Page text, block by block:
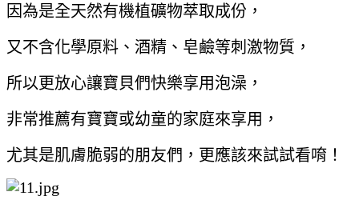
因為是全天然有機植礦物萃取成份，
又不含化學原料、酒精、皂鹼等刺激物質，
所以更放心讓寶貝們快樂享用泡澡，
非常推薦有寶寶或幼童的家庭來享用，
尤其是肌膚脆弱的朋友們，更應該來試試看唷！